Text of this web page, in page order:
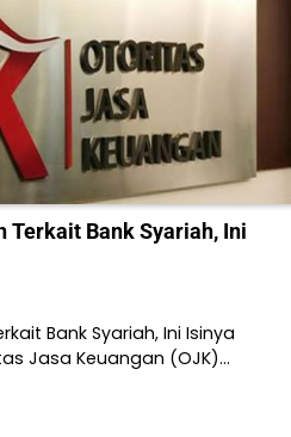
Terkait Bank Syariah, Ini
Bank Syariah, Ini Isinya
Jasa Keuangan (OJK)…